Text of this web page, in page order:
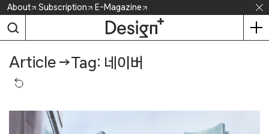
Skip
content
About Subscription E-Magazine
Article →Tag: 네이버